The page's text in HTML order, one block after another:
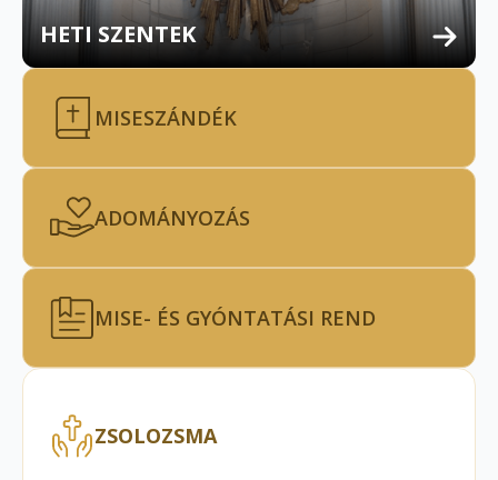
HETI SZENTEK
MISESZÁNDÉK
ADOMÁNYOZÁS
MISE- ÉS GYÓNTATÁSI REND
ZSOLOZSMA